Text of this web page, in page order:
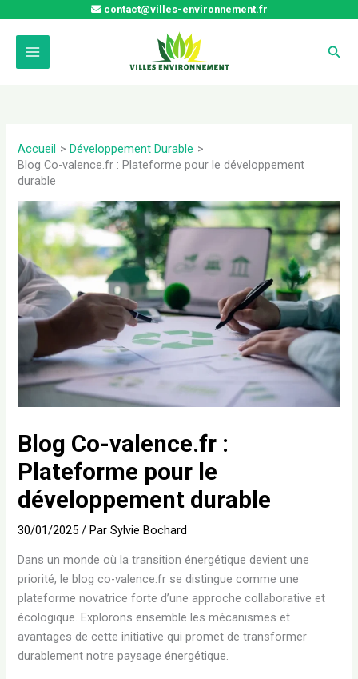
contenu
contact@villes-environnement.fr
Accueil
Développement Durable
Blog Co-valence.fr : Plateforme pour le développement
durable
Blog Co-valence.fr :
Plateforme pour le
développement durable
30/01/2025/ ParSylvie Bochard
Dans un monde où la transition énergétique devient une
priorité, le blog co-valence.fr se distingue comme une
plateforme novatrice forte d’une approche collaborative et
écologique. Explorons ensemble les mécanismes et
avantages de cette initiative qui promet de transformer
durablement notre paysage énergétique.